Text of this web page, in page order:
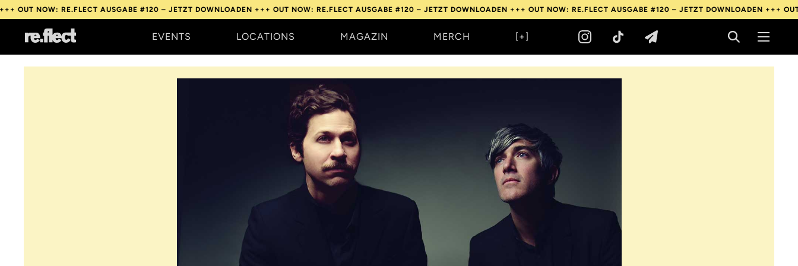
RE.FLECT AUSGABE #120 – JETZT DOWNLOADEN +++OUT NOW: RE.FLECT AUSGABE #120 – JETZT DOWNLOADEN +++OUT NOW: RE.FLECT AUSGABE #120 – JETZT DOWNLOADEN +++OUT NOW:
EVENTS LOCATIONS MAGAZIN MERCH [+]